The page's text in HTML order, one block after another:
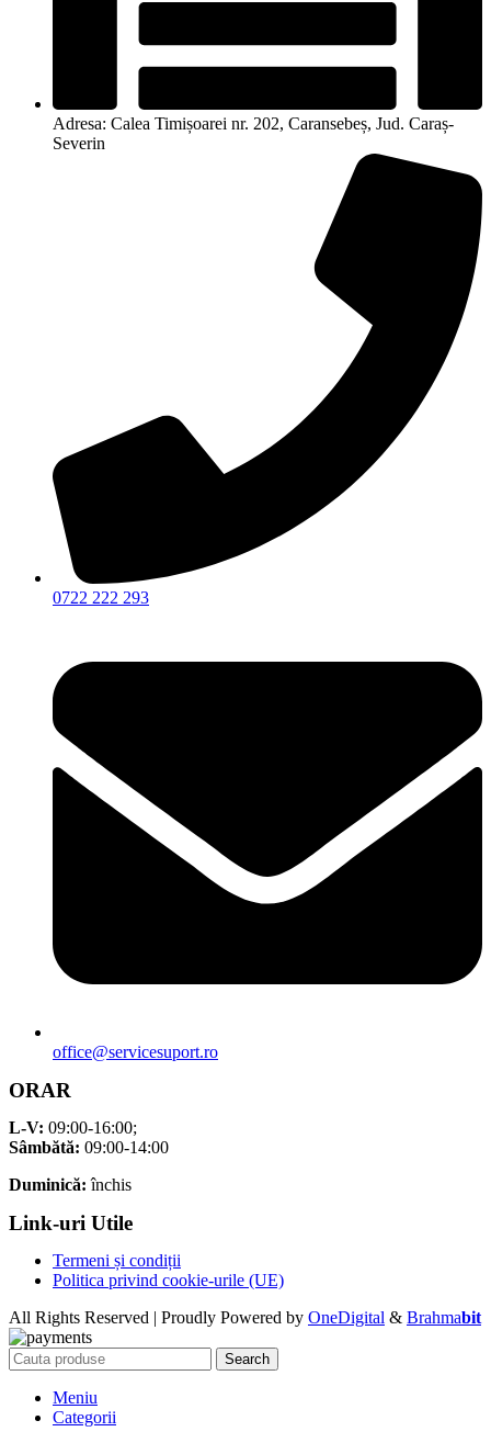
Adresa: Calea Timișoarei nr. 202, Caransebeș, Jud. Caraș-
Severin
0722 222 293
office@servicesuport.ro
ORAR
L-V: 09:00-16:00;
Sâmbătă: 09:00-14:00
Duminică: închis
Link-uri Utile
Termeni și condiții
Politica privind cookie-urile (UE)
All Rights Reserved | Proudly Powered by OneDigital & Brahmabit
Search
Meniu
Categorii